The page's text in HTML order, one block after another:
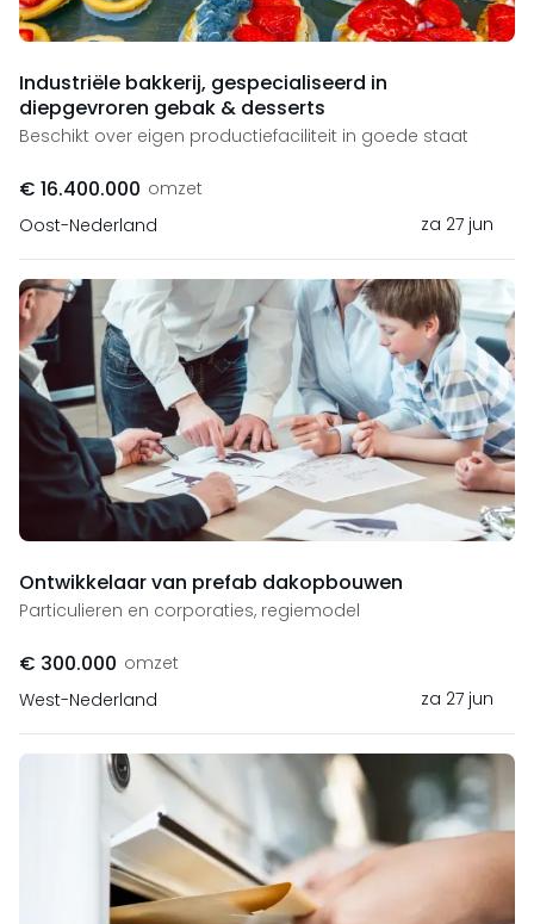
Industriële bakkerij, gespecialiseerd in
diepgevroren gebak & desserts
Beschikt over eigen productiefaciliteit in goede staat
€ 16.400.000 omzet
Oost-Nederland
za 27 jun
Ontwikkelaar van prefab dakopbouwen
Particulieren en corporaties, regiemodel
€ 300.000 omzet
West-Nederland
za 27 jun